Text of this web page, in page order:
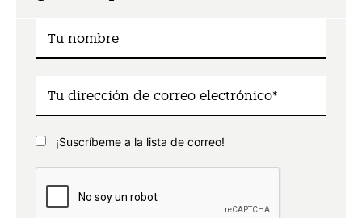
¡Suscríbeme a la lista de correo!